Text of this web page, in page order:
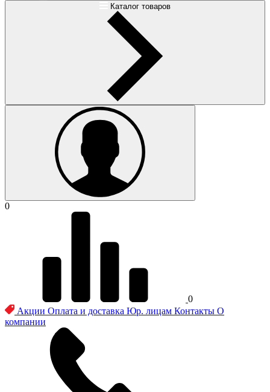
Каталог товаров
0
0
Акции Оплата и доставка Юр. лицам Контакты О
компании